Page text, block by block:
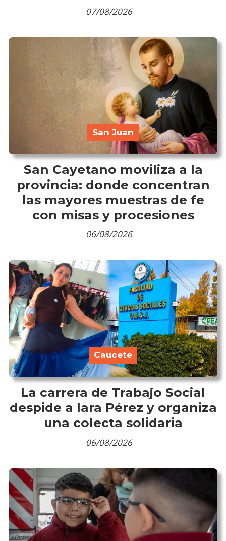
07/08/2026
San Cayetano moviliza a la
provincia: donde concentran
las mayores muestras de fe
con misas y procesiones
San Juan
06/08/2026
La carrera de Trabajo Social
despide a Iara Pérez y organiza
una colecta solidaria
Caucete
06/08/2026